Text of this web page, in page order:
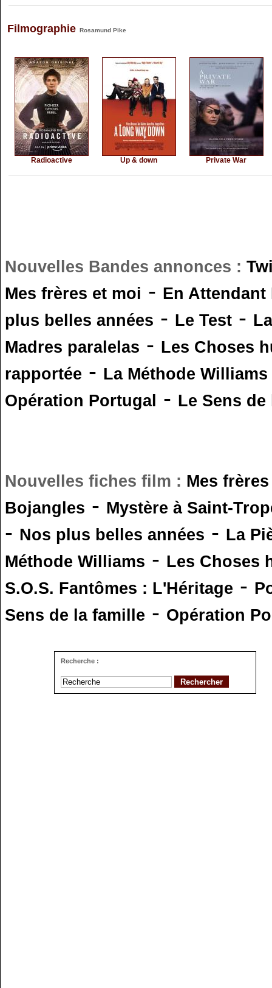
Filmographie Rosamund Pike
Radioactive Up & down Private War
Nouvelles Bandes annonces :
Mes frères et moi - En
plus belles années - Le Test -
Madres paralelas - Les Choses
rapportée - La Méthode Williams
Opération Portugal - Le Sens
Nouvelles fiches film : Mes
Bojangles - Mystère à Saint-
- Nos plus belles années - La
Méthode Williams - Les Choses
S.O.S. Fantômes : L'Héritage -
Sens de la famille - Opération
Recherche :